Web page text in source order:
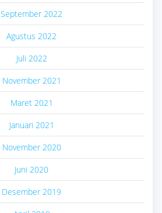
September 2022
Agustus 2022
Juli 2022
November 2021
Maret 2021
Januari 2021
November 2020
Juni 2020
Desember 2019